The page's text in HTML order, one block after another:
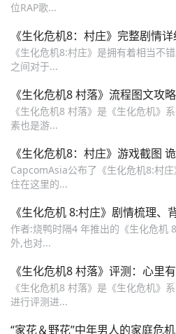
位RAP歌...
《生化危机8：村庄》完整剧情
《生化危机8:村庄》是拥有着相当不
之间对于...
《生化危机8 村落》流程图文攻
《生化危机8 村落》是《生化危机》
素也是游...
《生化危机8：村庄》游戏截图
CapcomAsia公布了《生化危机8:村
住在这里的...
《生化危机 8:村庄》剧情梳理
作者:烧鸭时隔4 年推出的《生化危机
外,也对...
《生化危机8 村落》评测：心里
《生化危机8 村落》是《生化危机》
进行评测进...
“家花＆野花”中年男人的家庭危